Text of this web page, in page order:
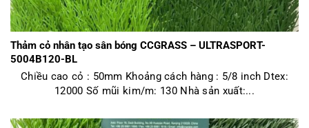
Thảm cỏ nhân tạo sân bóng CCGRASS – ULTRASPORT-
5004B120-BL
Chiều cao cỏ : 50mm Khoảng cách hàng : 5/8 inch Dtex:
12000 Số mũi kim/m: 130 Nhà sản xuất:...